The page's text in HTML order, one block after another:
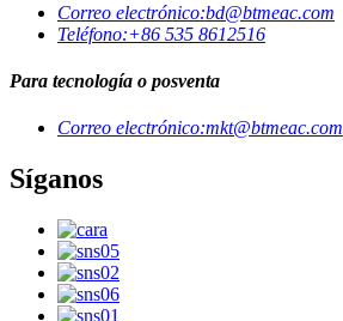
Correo electrónico:bd@btmeac.com
Teléfono:+86 535 8612516
Para tecnología o posventa
Correo electrónico:mkt@btmeac.com
Síganos